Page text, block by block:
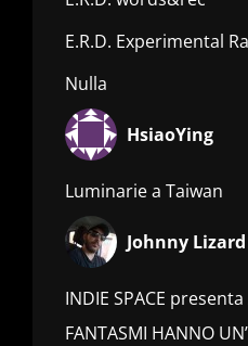
E.R.D. Experimental
Nulla
HsiaoYing
Luminarie a Taiwan
Johnny Lizard
INDIE SPACE
FANTASMI HANNO